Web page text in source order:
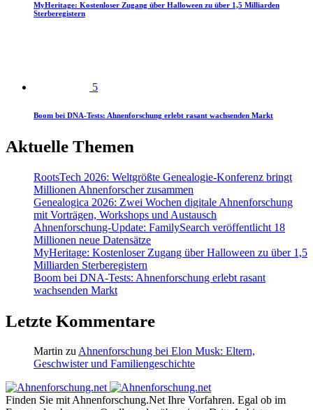
MyHeritage: Kostenloser Zugang über Halloween zu über 1,5 Milliarden
Sterberegistern
5
Boom bei DNA-Tests: Ahnenforschung erlebt rasant wachsenden Markt
Aktuelle Themen
RootsTech 2026: Weltgrößte Genealogie-Konferenz bringt
Millionen Ahnenforscher zusammen
Genealogica 2026: Zwei Wochen digitale Ahnenforschung
mit Vorträgen, Workshops und Austausch
Ahnenforschung-Update: FamilySearch veröffentlicht 18
Millionen neue Datensätze
MyHeritage: Kostenloser Zugang über Halloween zu über 1,5
Milliarden Sterberegistern
Boom bei DNA-Tests: Ahnenforschung erlebt rasant
wachsenden Markt
Letzte Kommentare
Martin zuAhnenforschung bei Elon Musk: Eltern,
Geschwister und Familiengeschichte
Finden Sie mit Ahnenforschung.Net Ihre Vorfahren. Egal ob im